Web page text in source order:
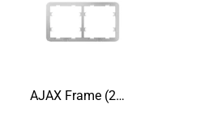
AJAX Frame (2